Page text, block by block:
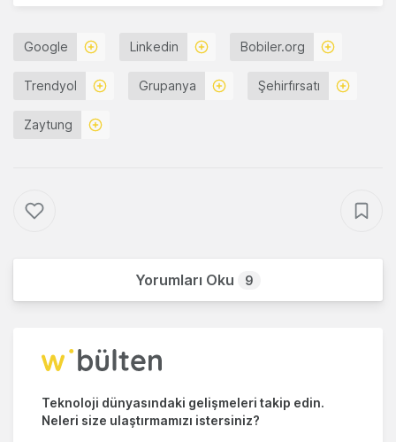
Google Linkedin Bobiler.org
Trendyol Grupanya Şehirfırsatı
Zaytung
Yorumları Oku 9
Teknoloji dünyasındaki gelişmeleri takip edin.
Neleri size ulaştırmamızı istersiniz?